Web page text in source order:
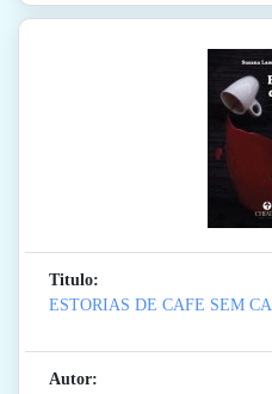
Titulo:
ESTORIAS DE CAFE SEM
Autor: